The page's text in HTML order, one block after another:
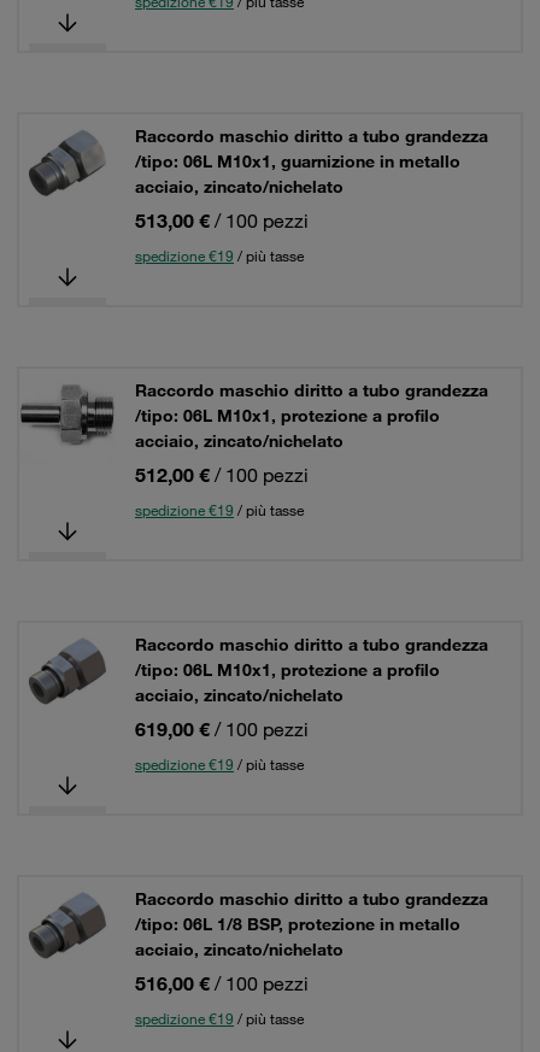
Raccordo maschio diritto a tubo grandezza
/tipo: 06L M10x1, guarnizione in metallo
acciaio, zincato/nichelato
513,00 € / 100 pezzi
spedizione €19 / più tasse
Raccordo maschio diritto a tubo grandezza
/tipo: 06L M10x1, protezione a profilo
acciaio, zincato/nichelato
512,00 € / 100 pezzi
spedizione €19 / più tasse
Raccordo maschio diritto a tubo grandezza
/tipo: 06L M10x1, protezione a profilo
acciaio, zincato/nichelato
619,00 € / 100 pezzi
spedizione €19 / più tasse
Raccordo maschio diritto a tubo grandezza
/tipo: 06L 1/8 BSP, protezione in metallo
acciaio, zincato/nichelato
516,00 € / 100 pezzi
spedizione €19 / più tasse